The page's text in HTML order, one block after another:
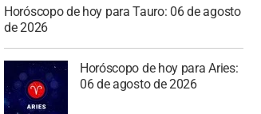
Horóscopo de hoy para Tauro: 06 de agosto
de 2026
Horóscopo de hoy para Aries:
06 de agosto de 2026